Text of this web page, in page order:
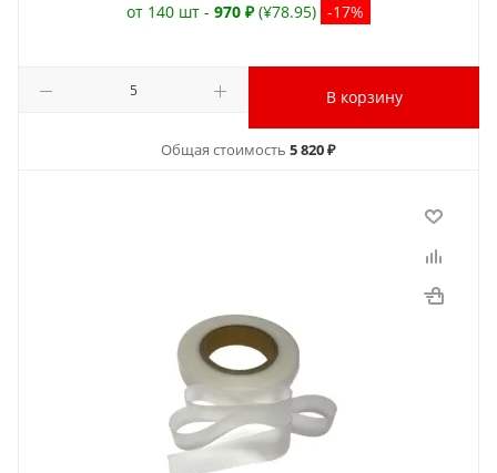
от 140 шт - 970 ₽ (¥78.95) -17%
В корзину
Общая стоимость 5 820 ₽